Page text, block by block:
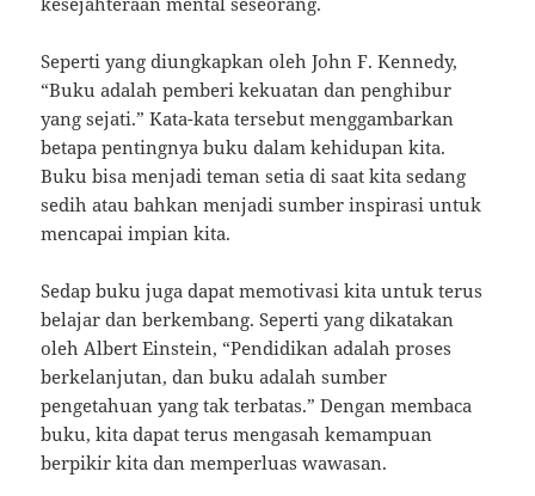
Seperti yang diungkapkan oleh John F. Kennedy,
“Buku adalah pemberi kekuatan dan penghibur
yang sejati.” Kata-kata tersebut menggambarkan
betapa pentingnya buku dalam kehidupan kita.
Buku bisa menjadi teman setia di saat kita sedang
sedih atau bahkan menjadi sumber inspirasi untuk
mencapai impian kita.
Sedap buku juga dapat memotivasi kita untuk terus
belajar dan berkembang. Seperti yang dikatakan
oleh Albert Einstein, “Pendidikan adalah proses
berkelanjutan, dan buku adalah sumber
pengetahuan yang tak terbatas.” Dengan membaca
buku, kita dapat terus mengasah kemampuan
berpikir kita dan memperluas wawasan.